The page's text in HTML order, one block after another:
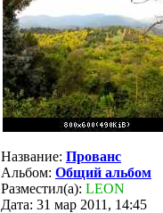
Название: Прованс
Альбом: Общий альбом
Разместил(а): LEON
Дата: 31 мар 2011, 14:45